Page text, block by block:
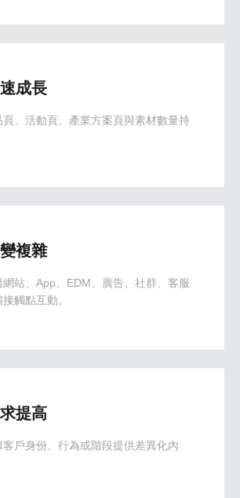
成長
、活動頁、產業方案頁與素材數量持
複雜
站、App、EDM、廣告、社群、客服
觸點互動。
提高
戶身份、行為或階段提供差異化內